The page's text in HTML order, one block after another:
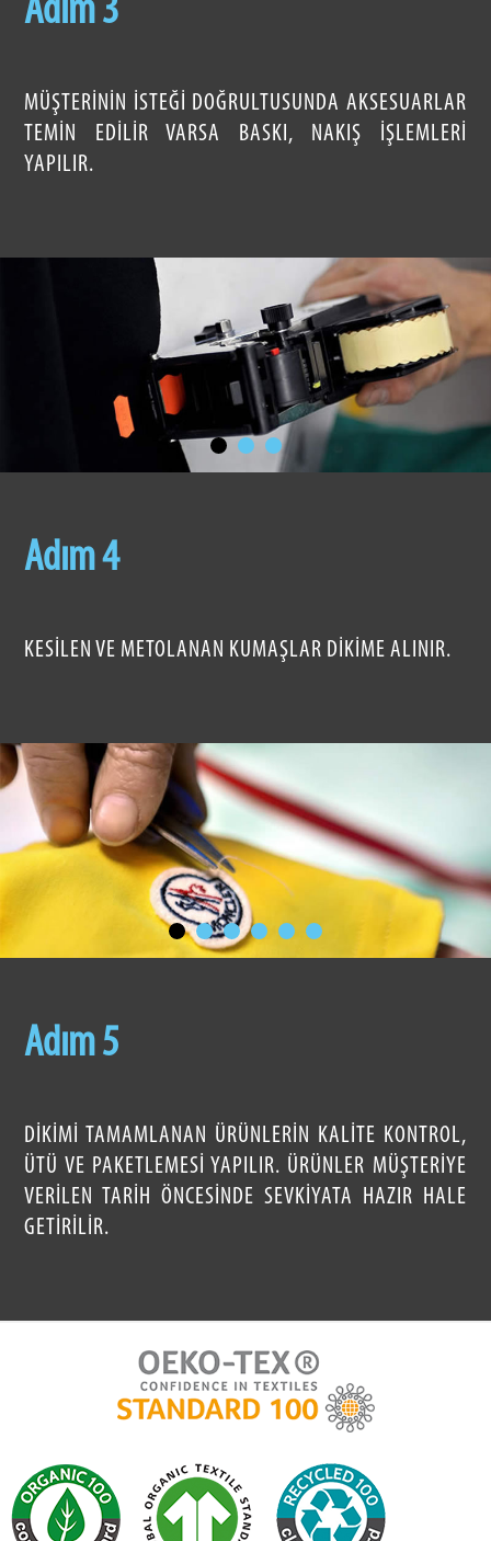
Adım 3
MÜŞTERININ ISTEĞI DOĞRULTUSUNDA AKSESUARLAR
TEMIN EDILIR VARSA BASKI, NAKIŞ IŞLEMLERI
YAPILIR.
Adım 4
KESILEN VE METOLANAN KUMAŞLAR DIKIME ALINIR.
Adım 5
DIKIMI TAMAMLANAN ÜRÜNLERIN KALITE KONTROL,
ÜTÜ VE PAKETLEMESI YAPILIR. ÜRÜNLER MÜŞTERIYE
VERILEN TARIH ÖNCESINDE SEVKIYATA HAZIR HALE
GETIRILIR.